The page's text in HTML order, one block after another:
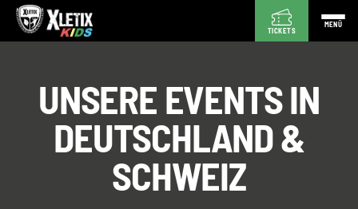
TICKETS
MENÜ
UNSERE EVENTS IN
DEUTSCHLAND &
SCHWEIZ